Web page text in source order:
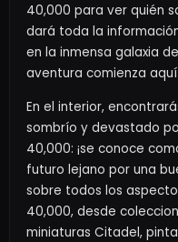
40,000 para ver quién
dará toda la
en la inmensa galaxia
aventura comienza
En el interior,
sombrío y devastado
40,000: ¡se conoce
futuro lejano por una
sobre todos los
40,000, desde
miniaturas Citadel,